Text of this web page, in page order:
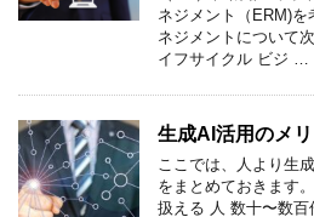
ネジメント（ERM)
ネジメントについて
イフサイクル ビジ …
生成AI活用のメリ
ここでは、人より生
をまとめておきます
扱える 人 数十〜数